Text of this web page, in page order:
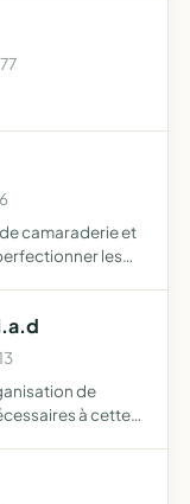
camaraderie et
les
de
à cette